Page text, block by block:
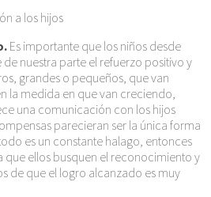
a los hijos
Es importante que los niños desde
nuestra parte el refuerzo positivo y
grandes o pequeños, que van
la medida en que van creciendo,
una comunicación con los hijos
parecieran ser la única forma
es un constante halago, entonces
que ellos busquen el reconocimiento y
de que el logro alcanzado es muy